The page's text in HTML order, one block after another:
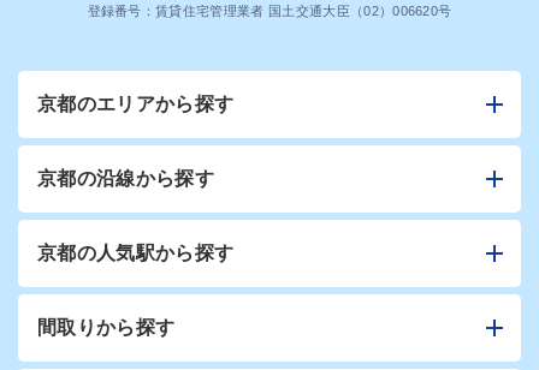
登録番号：賃貸住宅管理業者 国土交通大臣（02）006620号
京都のエリアから探す
京都の沿線から探す
京都の人気駅から探す
間取りから探す